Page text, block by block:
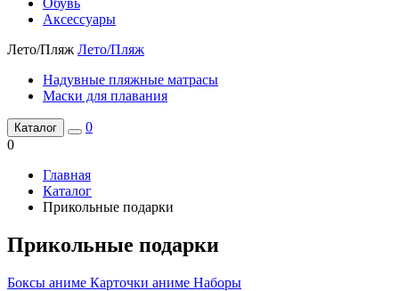
Обувь
Аксессуары
Лето/Пляж Лето/Пляж
Надувные пляжные матрасы
Маски для плавания
Каталог
0
0
Главная
Каталог
Прикольные подарки
Прикольные подарки
Боксы аниме Карточки аниме Наборы